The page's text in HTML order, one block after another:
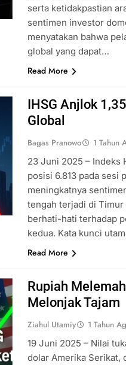
serta ketidakpastian
sentimen investor
menyatakan bahwa
global yang dapat…
Read More
IHSG Anjlok
Global
Bagas Pranowo 1 Tahun
23 Juni 2025 – Indeks
posisi 6.813 pada sesi
meningkatnya
tengah terjadi di Timur
berhati-hati terhadap
kedua. Kata kunci
Read More
Rupiah
Melonjak Tajam
Ziahul Utamiy 1 Tahun
19 Juni 2025 – Nilai
dolar Amerika Serikat,